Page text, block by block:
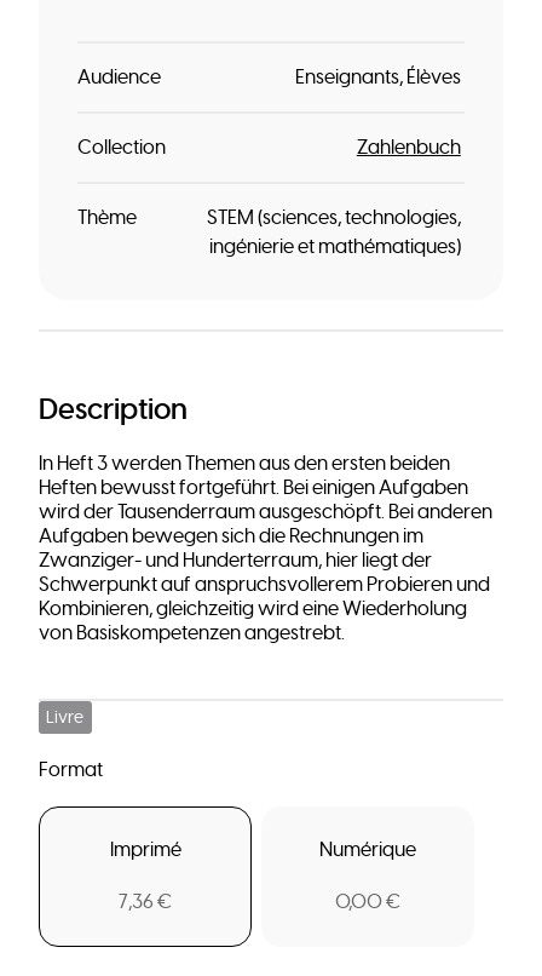
Audience Enseignants Élèves
Collection Zahlenbuch
Thème
STEM (sciences, technologies,
ingénierie et mathématiques)
Description
In Heft 3 werden Themen aus den ersten beiden
Heften bewusst fortgeführt. Bei einigen Aufgaben
wird der Tausenderraum ausgeschöpft. Bei anderen
Aufgaben bewegen sich die Rechnungen im
Zwanziger- und Hunderterraum, hier liegt der
Schwerpunkt auf anspruchsvollerem Probieren und
Kombinieren, gleichzeitig wird eine Wiederholung
von Basiskompetenzen angestrebt.
Livre
Format
Imprimé
7,36 €
Numérique
0,00 €